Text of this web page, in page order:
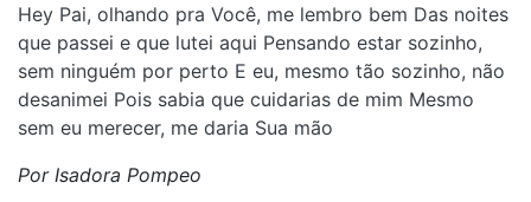
Hey Pai, olhando pra Você, me lembro bem Das noites
que passei e que lutei aqui Pensando estar sozinho,
sem ninguém por perto E eu, mesmo tão sozinho, não
desanimei Pois sabia que cuidarias de mim Mesmo
sem eu merecer, me daria Sua mão
Por Isadora Pompeo